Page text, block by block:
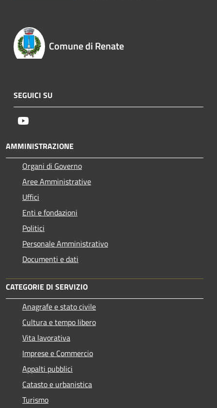
Comune di Renate
SEGUICI SU
AMMINISTRAZIONE
Organi di Governo
Aree Amministrative
Uffici
Enti e fondazioni
Politici
Personale Amministrativo
Documenti e dati
CATEGORIE DI SERVIZIO
Anagrafe e stato civile
Cultura e tempo libero
Vita lavorativa
Imprese e Commercio
Appalti pubblici
Catasto e urbanistica
Turismo